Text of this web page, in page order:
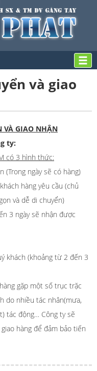
và giao
VÀ GIAO NHẬN
ty:
có 3 hình thức:
ngày sẽ có hàng)
hàng yêu cầu (chủ
và dễ di chuyển)
3 ngày sẽ nhận được
(khoảng từ 2 đến 3
gặp một số trục trặc
do nhiều tác nhân(mưa,
tác động… Công ty sẽ
hàng để đảm bảo tiến